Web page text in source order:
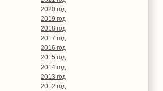
2020 год
2019 год
2018 год
2017 год
2016 год
2015 год
2014 год
2013 год
2012 год